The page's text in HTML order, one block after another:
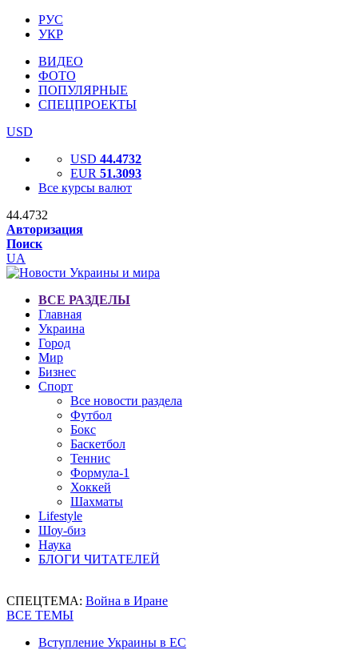
РУС
УКР
ВИДЕО
ФОТО
ПОПУЛЯРНЫЕ
СПЕЦПРОЕКТЫ
USD
USD 44.4732
EUR 51.3093
Все курсы валют
44.4732
Авторизация
Поиск
UA
ВСЕ РАЗДЕЛЫ
Главная
Украина
Город
Мир
Бизнес
Спорт
Все новости раздела
Футбол
Бокс
Баскетбол
Теннис
Формула-1
Хоккей
Шахматы
Lifestyle
Шоу-биз
Наука
БЛОГИ ЧИТАТЕЛЕЙ
СПЕЦТЕМА: Война в Иране
ВСЕ ТЕМЫ
Вступление Украины в ЕС